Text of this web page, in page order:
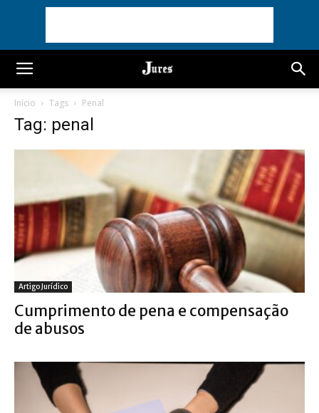
Início Tags Penal
Tag: penal
Artigo Jurídico
Cumprimento de pena e compensação
de abusos